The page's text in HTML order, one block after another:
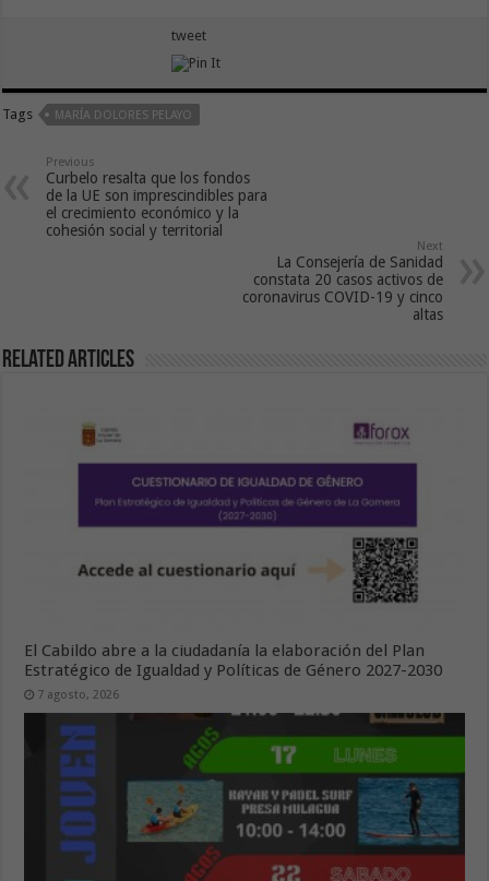
tweet
Tags MARÍA DOLORES PELAYO
Previous
Curbelo resalta que los fondos
de la UE son imprescindibles para
el crecimiento económico y la
cohesión social y territorial
Next
La Consejería de Sanidad
constata 20 casos activos de
coronavirus COVID-19 y cinco
altas
Related Articles
El Cabildo abre a la ciudadanía la elaboración del Plan
Estratégico de Igualdad y Políticas de Género 2027-2030
7 agosto, 2026